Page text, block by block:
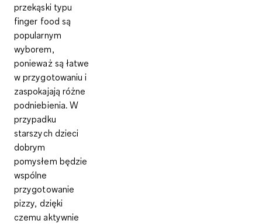
przekąski typu
finger food są
popularnym
wyborem,
ponieważ są łatwe
w przygotowaniu i
zaspokajają różne
podniebienia. W
przypadku
starszych dzieci
dobrym
pomysłem będzie
wspólne
przygotowanie
pizzy, dzięki
czemu aktywnie